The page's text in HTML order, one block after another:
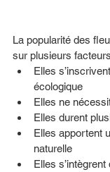
La popularité des
sur plusieurs
Elles
écologique
Elles ne
Elles durent
Elles apportent
naturelle
Elles